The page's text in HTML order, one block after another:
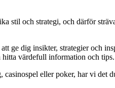
stil och strategi, och därför
ge dig insikter, strategier och
hitta värdefull information och tips.
eller poker, har vi det